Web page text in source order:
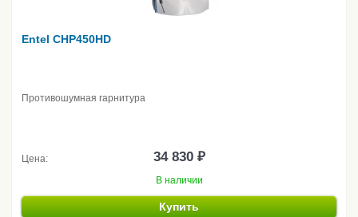
Entel CHP450HD
Противошумная гарнитура
Цена: 34 830 ₽
В наличии
Купить